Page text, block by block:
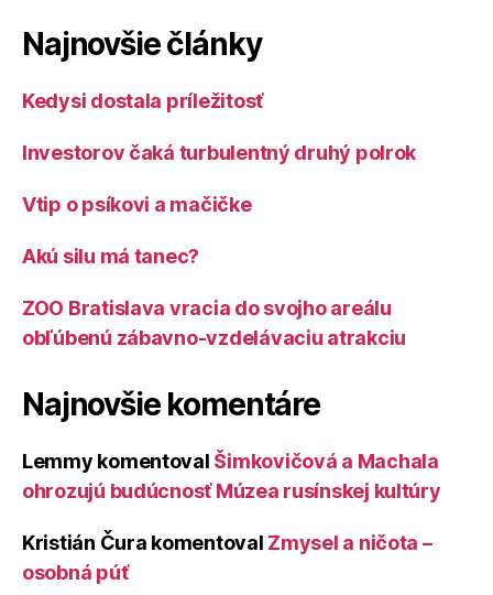
Najnovšie články
Kedysi dostala príležitosť
Investorov čaká turbulentný druhý polrok
Vtip o psíkovi a mačičke
Akú silu má tanec?
ZOO Bratislava vracia do svojho areálu
obľúbenú zábavno-vzdelávaciu atrakciu
Najnovšie komentáre
Lemmy komentoval Šimkovičová a Machala
ohrozujú budúcnosť Múzea rusínskej kultúry
Kristián Čura komentoval Zmysel a ničota –
osobná púť